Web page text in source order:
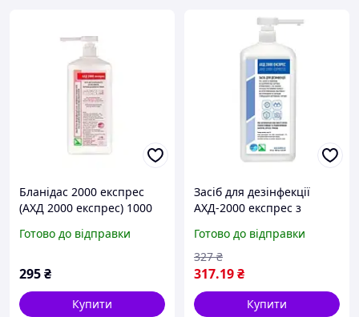
Бланідас 2000 експрес
(АХД 2000 експрес) 1000
Готово до відправки
295₴
Купити
Засіб для дезінфекції
АХД-2000 експрес з
original
Готово до відправки
317.19₴
327 ₴
Купити